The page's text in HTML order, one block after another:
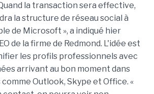
la transaction sera effective,
la structure de réseau social à
de Microsoft », a indiqué hier
de la firme de Redmond. L'idée est
les profils professionnels avec
arrivant au bon moment dans
Outlook, Skype et Office. «